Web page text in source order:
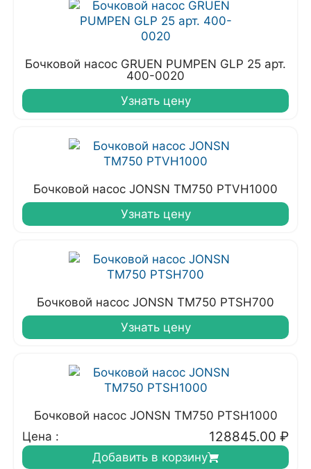
Бочковой насос GRUEN PUMPEN GLP 25 арт.
400-0020
Узнать цену
Бочковой насос JONSN TM750 PTVH1000
Узнать цену
Бочковой насос JONSN TM750 PTSH700
Узнать цену
Бочковой насос JONSN TM750 PTSH1000
Цена :
128845.00 ₽
Добавить в корзину